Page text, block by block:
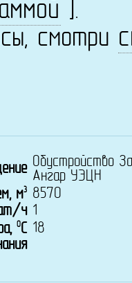
].
смотри
Обустройство
Ангар УЭЦН
м3
8570
ч 1
0C 18